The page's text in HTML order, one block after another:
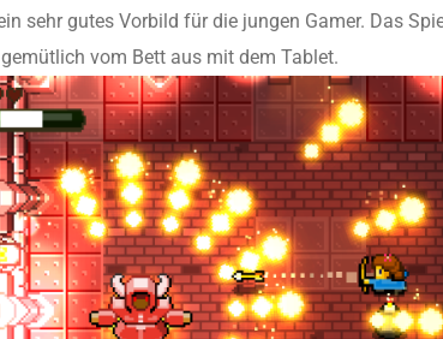
sehr gutes Vorbild für die jungen Gamer. Das
vom Bett aus mit dem Tablet.